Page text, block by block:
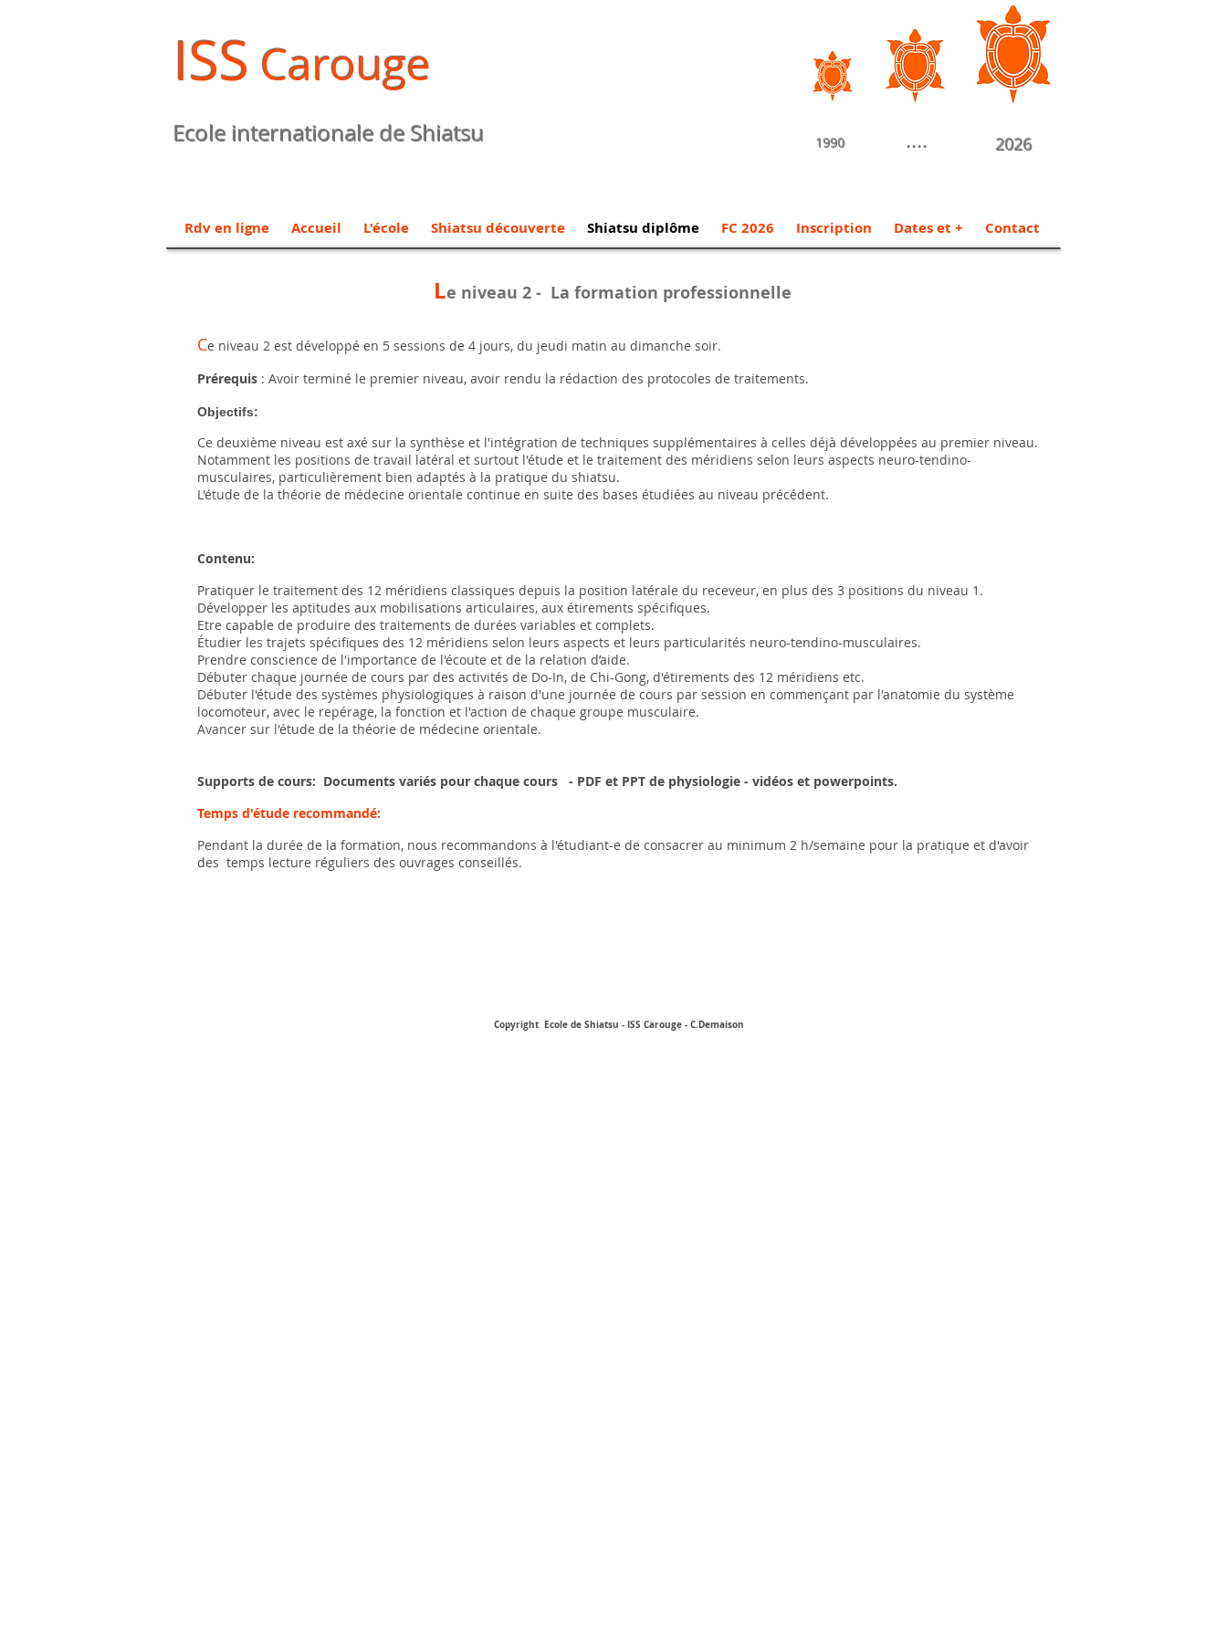
ISS Carouge
Ecole internationale de Shiatsu 1990 .... 2026
Le niveau 2 - La formation professionnelle
Ce niveau 2 est développé en 5 sessions de 4 jours, du jeudi matin au dimanche soir.
Prérequis : Avoir terminé le premier niveau, avoir rendu la rédaction des protocoles de traitements.
Objectifs:
Ce deuxième niveau est axé sur la synthèse et l'intégration de techniques supplémentaires à celles déjà développées au premier niveau.
Notamment les positions de travail latéral et surtout l'étude et le traitement des méridiens selon leurs aspects neuro-tendino-
musculaires, particulièrement bien adaptés à la pratique du shiatsu.
L'étude de la théorie de médecine orientale continue en suite des bases étudiées au niveau précédent.
Contenu:
Pratiquer le traitement des 12 méridiens classiques depuis la position latérale du receveur, en plus des 3 positions du niveau 1.
Développer les aptitudes aux mobilisations articulaires, aux étirements spécifiques.
Etre capable de produire des traitements de durées variables et complets.
Étudier les trajets spécifiques des 12 méridiens selon leurs aspects et leurs particularités neuro-tendino-musculaires.
Prendre conscience de l'importance de l'écoute et de la relation d’aide.
Débuter chaque journée de cours par des activités de Do-In, de Chi-Gong, d'étirements des 12 méridiens etc.
Débuter l'étude des systèmes physiologiques à raison d'une journée de cours par session en commençant par l'anatomie du système
locomoteur, avec le repérage, la fonction et l'action de chaque groupe musculaire.
Avancer sur l'étude de la théorie de médecine orientale.
Supports de cours: Documents variés pour chaque cours - PDF et PPT de physiologie - vidéos et powerpoints.
Temps d'étude recommandé:
Pendant la durée de la formation, nous recommandons à l'étudiant-e de consacrer au minimum 2 h/semaine pour la pratique et d'avoir
des temps lecture réguliers des ouvrages conseillés.
Copyright Ecole de Shiatsu - ISS Carouge - C.Demaison
Rdv en ligne Accueil L'école Shiatsu découverte Shiatsu diplôme FC 2026 Inscription Dates et + Contact